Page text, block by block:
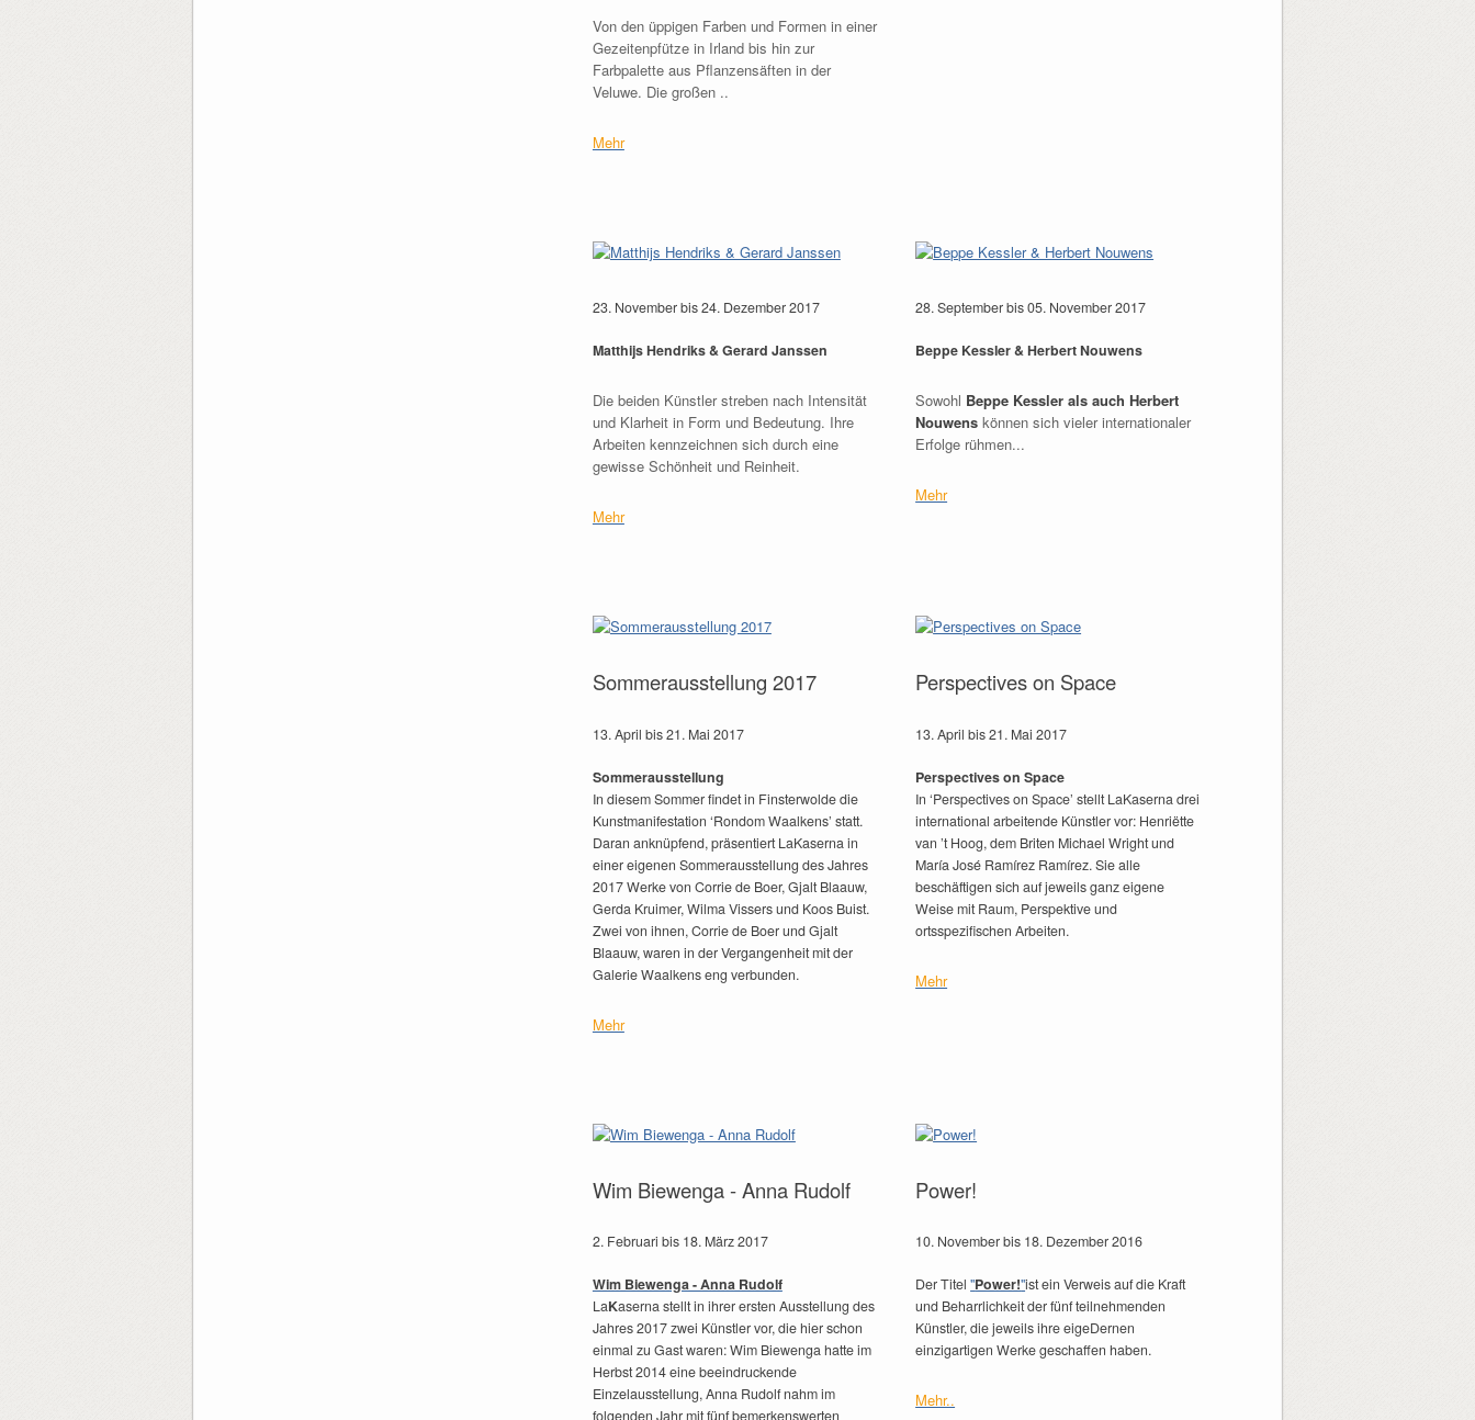
Von den üppigen Farben und Formen in einer
Gezeitenpfütze in Irland bis hin zur
Farbpalette aus Pflanzensäften in der
Veluwe. Die großen ..
Mehr
23. November bis 24. Dezember 2017
Matthijs Hendriks & Gerard Janssen
Die beiden Künstler streben nach Intensität
und Klarheit in Form und Bedeutung. Ihre
Arbeiten kennzeichnen sich durch eine
gewisse Schönheit und Reinheit.
Mehr
28. September bis 05. November 2017
Beppe Kessler & Herbert Nouwens
Sowohl Beppe Kessler als auch Herbert
Nouwens können sich vieler internationaler
Erfolge rühmen...
Mehr
Sommerausstellung 2017
13. April bis 21. Mai 2017
Sommerausstellung
In diesem Sommer findet in Finsterwolde die
Kunstmanifestation ‘Rondom Waalkens’ statt.
Daran anknüpfend, präsentiert LaKaserna in
einer eigenen Sommerausstellung des Jahres
2017 Werke von Corrie de Boer, Gjalt Blaauw,
Gerda Kruimer, Wilma Vissers und Koos Buist.
Zwei von ihnen, Corrie de Boer und Gjalt
Blaauw, waren in der Vergangenheit mit der
Galerie Waalkens eng verbunden.
Mehr
Perspectives on Space
13. April bis 21. Mai 2017
Perspectives on Space
In ‘Perspectives on Space’ stellt LaKaserna drei
international arbeitende Künstler vor: Henriëtte
van ’t Hoog, dem Briten Michael Wright und
María José Ramírez Ramírez. Sie alle
beschäftigen sich auf jeweils ganz eigene
Weise mit Raum, Perspektive und
ortsspezifischen Arbeiten.
Mehr
Wim Biewenga - Anna Rudolf
2. Februari bis 18. März 2017
Wim Biewenga - Anna Rudolf
LaKaserna stellt in ihrer ersten Ausstellung des
Jahres 2017 zwei Künstler vor, die hier schon
einmal zu Gast waren: Wim Biewenga hatte im
Herbst 2014 eine beeindruckende
Einzelausstellung, Anna Rudolf nahm im
folgenden Jahr mit fünf bemerkenswerten
Power!
10. November bis 18. Dezember 2016
Der Titel"Power!"ist ein Verweis auf die Kraft
und Beharrlichkeit der fünf teilnehmenden
Künstler, die jeweils ihre eigeDernen
einzigartigen Werke geschaffen haben.
Mehr..